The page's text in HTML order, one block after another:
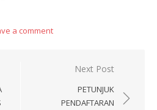
a comment
Next Post
PETUNJUK
PENDAFTARAN